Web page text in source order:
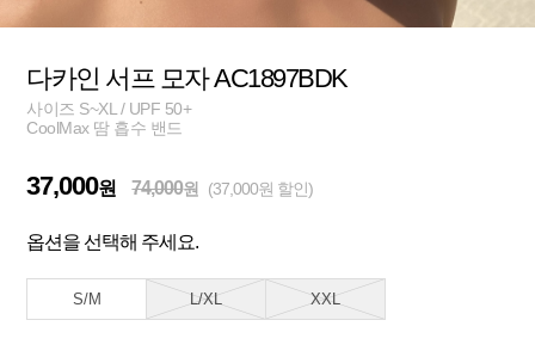
다카인 서프 모자 AC1897BDK
사이즈 S~XL / UPF 50+
CoolMax 땀 흡수 밴드
37,000원 74,000원 (37,000원 할인)
옵션을 선택해 주세요.
S/M L/XL XXL